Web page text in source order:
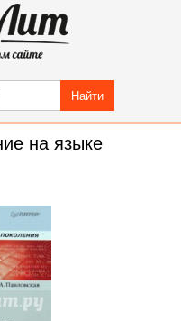
Найти
на языке